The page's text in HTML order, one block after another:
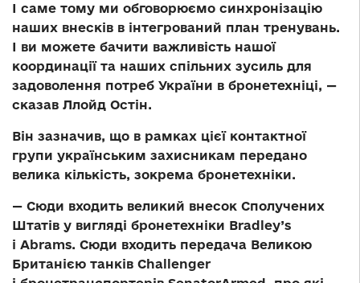
І саме тому ми обговорюємо синхронізацію
наших внесків в інтегрований план тренувань.
І ви можете бачити важливість нашої
координації та наших спільних зусиль для
задоволення потреб України в бронетехніці, —
сказав Ллойд Остін.
Він зазначив, що в рамках цієї контактної
групи українським захисникам передано
велика кількість, зокрема бронетехніки.
— Сюди входить великий внесок Сполучених
Штатів у вигляді бронетехніки Bradley’s
і Abrams. Сюди входить передача Великою
Британією танків Challenger